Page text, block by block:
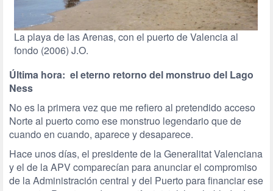
La playa de las Arenas, con el puerto de Valencia al
fondo (2006) J.O.
Última hora: el eterno retorno del monstruo del Lago
Ness
No es la primera vez que me refiero al pretendido acceso
Norte al puerto como ese monstruo legendario que de
cuando en cuando, aparece y desaparece.
Hace unos días, el presidente de la Generalitat Valenciana
y el de la APV comparecían para anunciar el compromiso
de la Administración central y del Puerto para financiar ese